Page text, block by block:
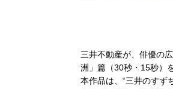
三井不動産が、俳優の
洲」篇（30秒・15秒）
本作品は、“三井のすず